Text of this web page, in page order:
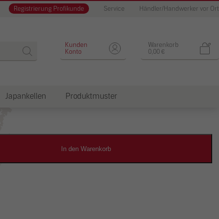
Registrierung Profikunde Service Händler/Handwerker vor Ort
Warenkorb
0,00 €
Kunden
Konto
Japankellen Produktmuster
Designputz
In den Warenkorb